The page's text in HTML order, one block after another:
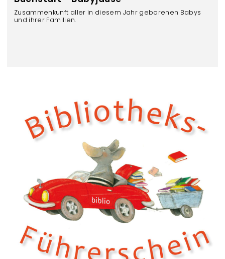
Zusammenkunft aller in diesem Jahr geborenen Babys
und ihrer Familien.